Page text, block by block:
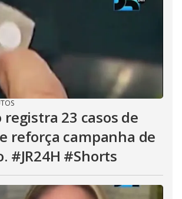
registra 23 casos de
reforça campanha de
#JR24H #Shorts